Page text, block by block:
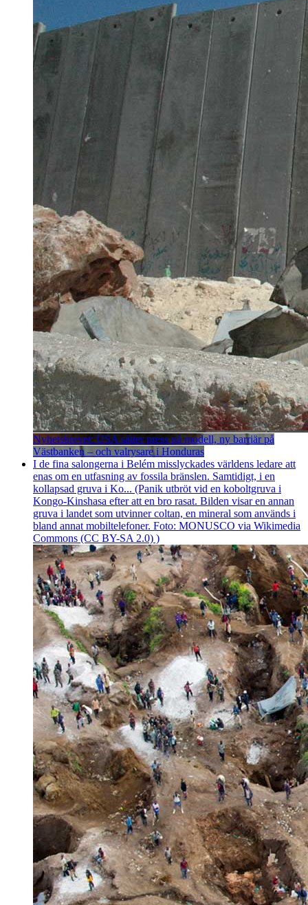
Nyhetsbrevet: USA sätter press på modell, ny barriär på
Västbanken – och valrysare i Honduras
I de fina salongerna i Belém misslyckades världens ledare att
enas om en utfasning av fossila bränslen. Samtidigt, i en
kollapsad gruva i Ko... (Panik utbröt vid en koboltgruva i
Kongo-Kinshasa efter att en bro rasat. Bilden visar en annan
gruva i landet som utvinner coltan, en mineral som används i
bland annat mobiltelefoner. Foto: MONUSCO via Wikimedia
Commons (CC BY-SA 2.0) )